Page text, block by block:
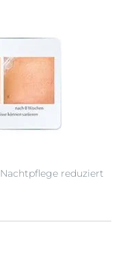
reduziert